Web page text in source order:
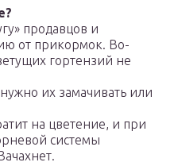
продавцов и
от прикормок. Во-
гортензий не
их замачивать или
на цветение, и при
системы